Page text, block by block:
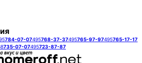
784-07-07495768-37-37495765-97-97495765-17-17
735-07-07495723-87-87